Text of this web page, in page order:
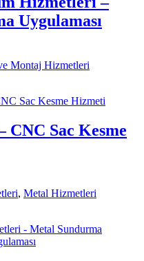
Uygulaması
Montaj Hizmetleri
CNC Sac Kesme
, Metal Hizmetleri